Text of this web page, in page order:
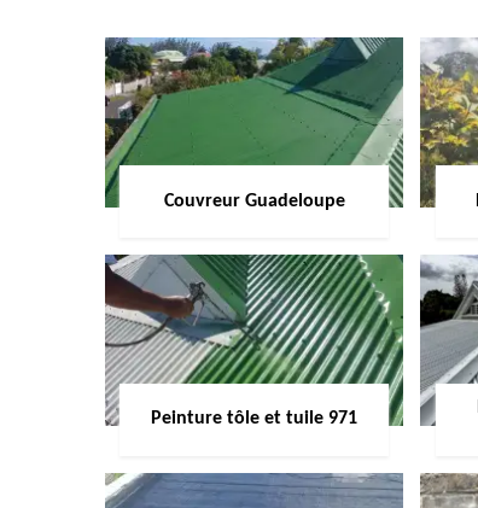
Couvreur Guadeloupe
Peinture tôle et tuile 971